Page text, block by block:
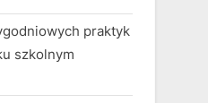
praktyk
szkolnym